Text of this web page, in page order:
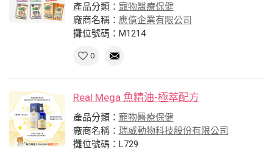
產品分類： 寵物醫療保健
廠商名稱： 應億企業有限公司
攤位號碼：M1214
0
Real Mega 魚精油-極萃配方
產品分類： 寵物醫療保健
廠商名稱： 瑞威動物科技股份有限公司
攤位號碼：L729